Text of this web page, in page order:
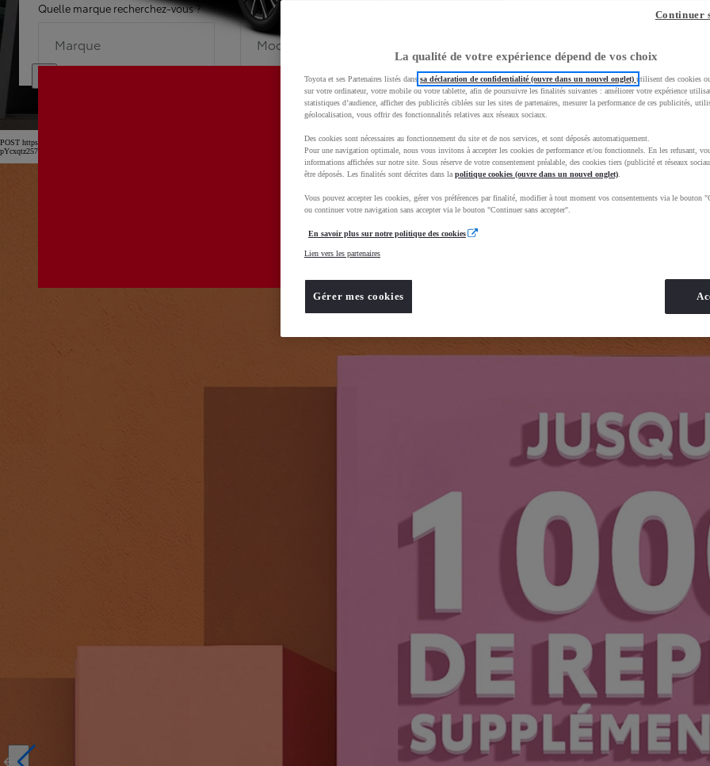
Quelle marque recherchez-vous ?
Marque
Quel modèle recherchez-vous ?
Modèle
Dans quelle
POST https://usc-webcomponents.toyota-europe.com/v1/car-filter-header/fr/fr?carFilter=used&brand=toyota&uscEnv=production&useGlobalStore=true&gclid=CjwKCAjwhNbTBhB4EiwAsFSg-
pYcxqtz257uljGAm
La qualité de votre expérience dépend de vos choix
Toyota et ses Partenaires listés dans sa déclaration de confidentialité (ouvre dans un nouvel onglet) utilisent des cookies
sur votre ordinateur, votre mobile ou votre tablette, afin de poursuivre les finalités suivantes : améliorer votre expérience
statistiques d’audience, afficher des publicités ciblées sur les sites de partenaires, mesurer la performance de ces publicités,
géolocalisation, vous offrir des fonctionnalités relatives aux réseaux sociaux.
Des cookies sont nécessaires au fonctionnement du site et de nos services, et sont déposés automatiquement.
Pour une navigation optimale, nous vous invitons à accepter les cookies de performance et/ou fonctionnels. En les refusant,
informations affichées sur notre site. Sous réserve de votre consentement préalable, des cookies tiers (publicité et réseaux
être déposés. Les finalités sont décrites dans la politique cookies (ouvre dans un nouvel onglet)
Vous pouvez accepter les cookies, gérer vos préférences par finalité, modifier à tout moment vos consentements via le bouton
ou continuer votre navigation sans accepter via le bouton "Continuer sans accepter".
En savoir plus sur notre politique des cookies
Lien vers les partenaires
Gérer mes cookies
Continuer